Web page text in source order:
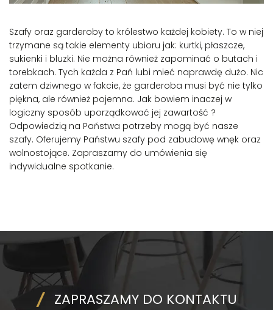
Szafy oraz garderoby to królestwo każdej kobiety. To w niej
trzymane są takie elementy ubioru jak: kurtki, płaszcze,
sukienki i bluzki. Nie można również zapominać o butach i
torebkach. Tych każda z Pań lubi mieć naprawdę dużo. Nic
zatem dziwnego w fakcie, że garderoba musi być nie tylko
piękna, ale również pojemna. Jak bowiem inaczej w
logiczny sposób uporządkować jej zawartość ?
Odpowiedzią na Państwa potrzeby mogą być nasze
szafy. Oferujemy Państwu szafy pod zabudowę wnęk oraz
wolnostojące. Zapraszamy do umówienia się
indywidualne spotkanie.
ZAPRASZAMY DO KONTAKTU